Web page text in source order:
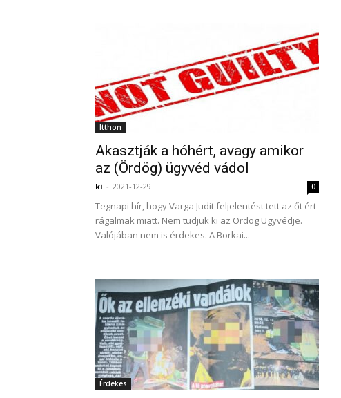
Itthon
Akasztják a hóhért, avagy amikor
az (Ördög) ügyvéd vádol
ki - 2021-12-29 0
Tegnapi hír, hogy Varga Judit feljelentést tett az őt ért
rágalmak miatt. Nem tudjuk ki az Ördög Ügyvédje.
Valójában nem is érdekes. A Borkai...
Érdekes